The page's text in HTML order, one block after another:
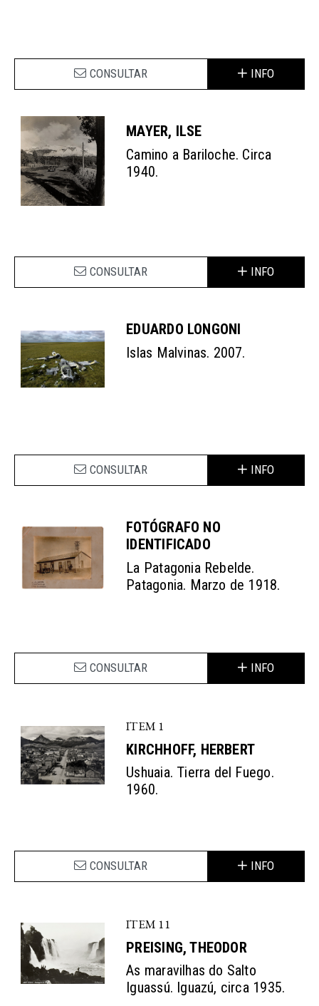
CONSULTAR INFO
MAYER, ILSE
Camino a Bariloche. Circa
1940.
CONSULTAR INFO
EDUARDO LONGONI
Islas Malvinas. 2007.
CONSULTAR INFO
FOTÓGRAFO NO
IDENTIFICADO
La Patagonia Rebelde.
Patagonia. Marzo de 1918.
CONSULTAR INFO
ITEM 1
KIRCHHOFF, HERBERT
Ushuaia. Tierra del Fuego.
1960.
CONSULTAR INFO
ITEM 11
PREISING, THEODOR
As maravilhas do Salto
Iguassú. Iguazú, circa 1935.